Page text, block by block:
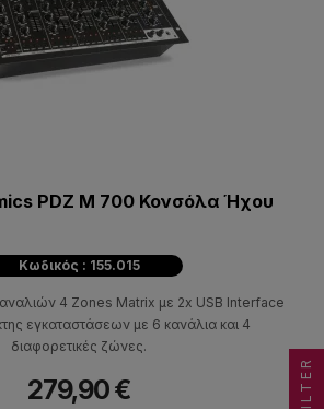
PDZ M 700 Κονσόλα Ήχου
Κωδικός : 155.015
4 Zones Matrix με 2x USB Interface
εγκαταστάσεων με 6 κανάλια και 4
διαφορετικές ζώνες.
279,90 € FILTER